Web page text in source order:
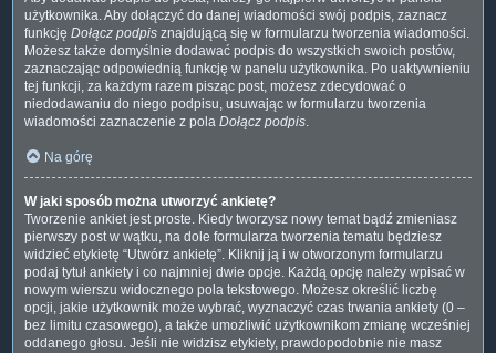
użytkownika. Aby dołączyć do danej wiadomości swój podpis, zaznacz
funkcję Dołącz podpis znajdującą się w formularzu tworzenia wiadomości.
Możesz także domyślnie dodawać podpis do wszystkich swoich postów,
zaznaczając odpowiednią funkcję w panelu użytkownika. Po uaktywnieniu
tej funkcji, za każdym razem pisząc post, możesz zdecydować o
niedodawaniu do niego podpisu, usuwając w formularzu tworzenia
wiadomości zaznaczenie z pola Dołącz podpis.
Na górę
W jaki sposób można utworzyć ankietę?
Tworzenie ankiet jest proste. Kiedy tworzysz nowy temat bądź zmieniasz
pierwszy post w wątku, na dole formularza tworzenia tematu będziesz
widzieć etykietę “Utwórz ankietę”. Kliknij ją i w otworzonym formularzu
podaj tytuł ankiety i co najmniej dwie opcje. Każdą opcję należy wpisać w
nowym wierszu widocznego pola tekstowego. Możesz określić liczbę
opcji, jakie użytkownik może wybrać, wyznaczyć czas trwania ankiety (0 –
bez limitu czasowego), a także umożliwić użytkownikom zmianę wcześniej
oddanego głosu. Jeśli nie widzisz etykiety, prawdopodobnie nie masz